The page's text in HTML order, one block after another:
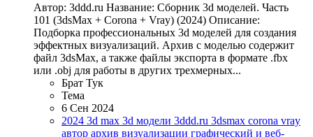
Автор: 3ddd.ru Название: Сборник 3d моделей. Часть
101 (3dsMax + Corona + Vray) (2024) Описание:
Подборка профессиональных 3d моделей для создания
эффектных визуализаций. Архив с моделью содержит
файл 3dsMax, а также файлы экспорта в формате .fbx
или .obj для работы в других трехмерных...
Брат Тук
Тема
6 Сен 2024
2024 3d max 3d модели 3ddd.ru 3dsmax corona vray
автор архив визуализации графический и веб-